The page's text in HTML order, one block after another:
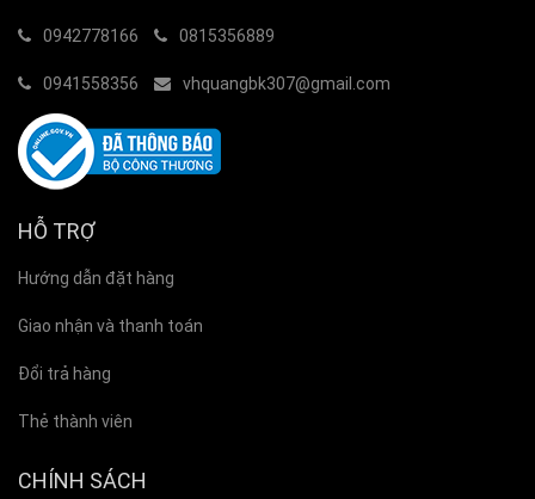
0942778166 0815356889
0941558356 vhquangbk307@gmail.com
HỖ TRỢ
Hướng dẫn đặt hàng
Giao nhận và thanh toán
Đổi trả hàng
Thẻ thành viên
CHÍNH SÁCH